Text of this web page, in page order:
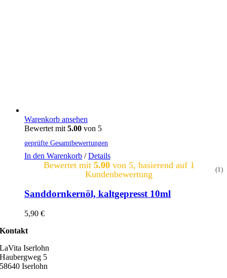
Warenkorb ansehen
Bewertet mit 5.00 von 5
geprüfte Gesamtbewertungen
In den Warenkorb / Details
Bewertet mit 5.00von 5, basierend auf 1
Kundenbewertung
(1)
Sanddornkernöl, kaltgepresst 10ml
5,90 €
Kontakt
LaVita Iserlohn
Haubergweg 5
58640 Iserlohn